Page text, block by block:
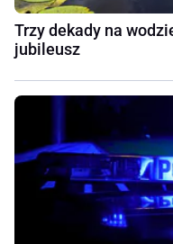
Trzy dekady na
jubileusz